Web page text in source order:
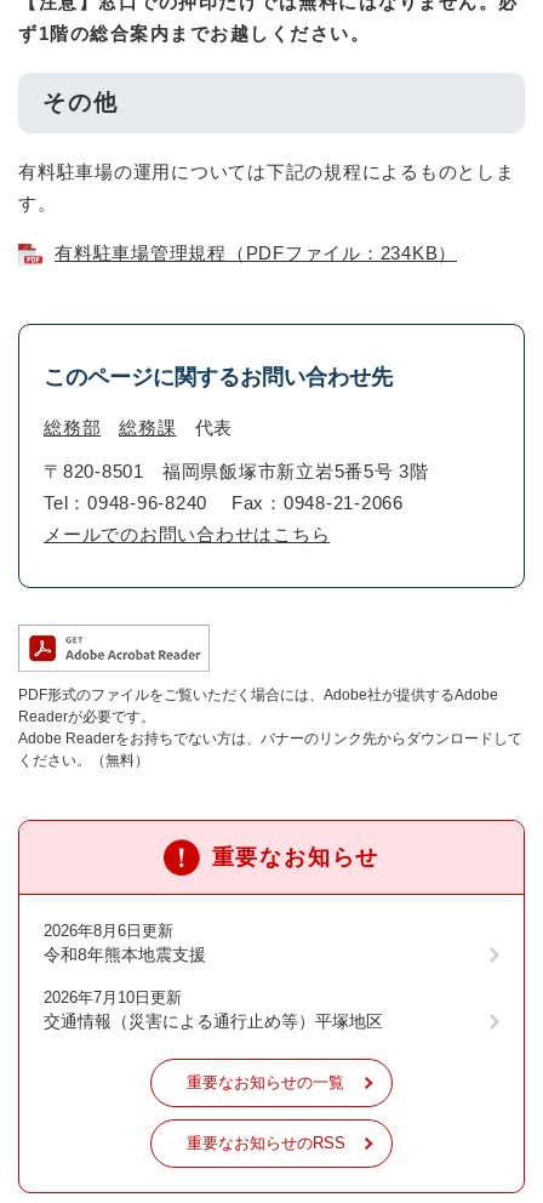
ず1階の総合案内 までお越しください。
その他
有料駐車場の運用については下記の規程によるものとしま
す。
有料駐車場管理規程（PDFファイル：234KB）
このページに関するお問い合わせ先
総務部 総務課 代表
〒820-8501
福岡県飯塚市新立岩5番5号 3階
Tel：0948-96-8240
Fax：0948-21-2066
メールでのお問い合わせはこちら
PDF形式のファイルをご覧いただく場合には、Adobe社が提供するAdobe
Readerが必要です。
Adobe Readerをお持ちでない方は、バナーのリンク先からダウンロードして
ください。（無料）
重要なお知らせ
2026年8月6日更新
令和8年熊本地震支援
2026年7月10日更新
交通情報（災害による通行止め等）平塚地区
重要なお知らせの一覧
重要なお知らせのRSS